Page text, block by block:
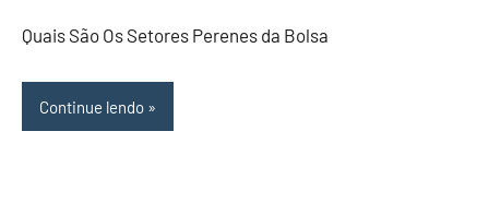
Quais São Os Setores Perenes da Bolsa
Continue lendo